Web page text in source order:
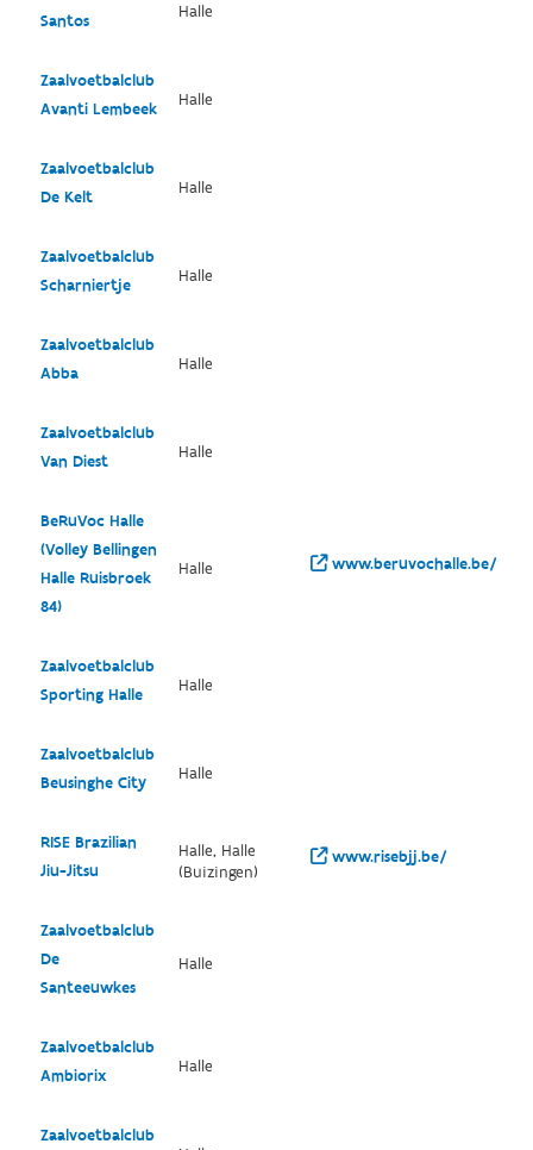
Santos
Halle
Zaalvoetbalclub
Avanti Lembeek
Halle
Zaalvoetbalclub
De Kelt
Halle
Zaalvoetbalclub
Scharniertje
Halle
Zaalvoetbalclub
Abba
Halle
Zaalvoetbalclub
Van Diest
Halle
BeRuVoc Halle
(Volley Bellingen
Halle Ruisbroek
84)
Halle www.beruvochalle.be/
Zaalvoetbalclub
Sporting Halle
Halle
Zaalvoetbalclub
Beusinghe City
Halle
RISE Brazilian
Jiu-Jitsu
Halle, Halle
(Buizingen)
www.risebjj.be/
Zaalvoetbalclub
De
Santeeuwkes
Halle
Zaalvoetbalclub
Ambiorix
Halle
Zaalvoetbalclub